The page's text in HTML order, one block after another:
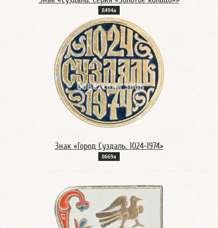
8494а
Знак «Город Суздаль. 1024-1974»
8669а